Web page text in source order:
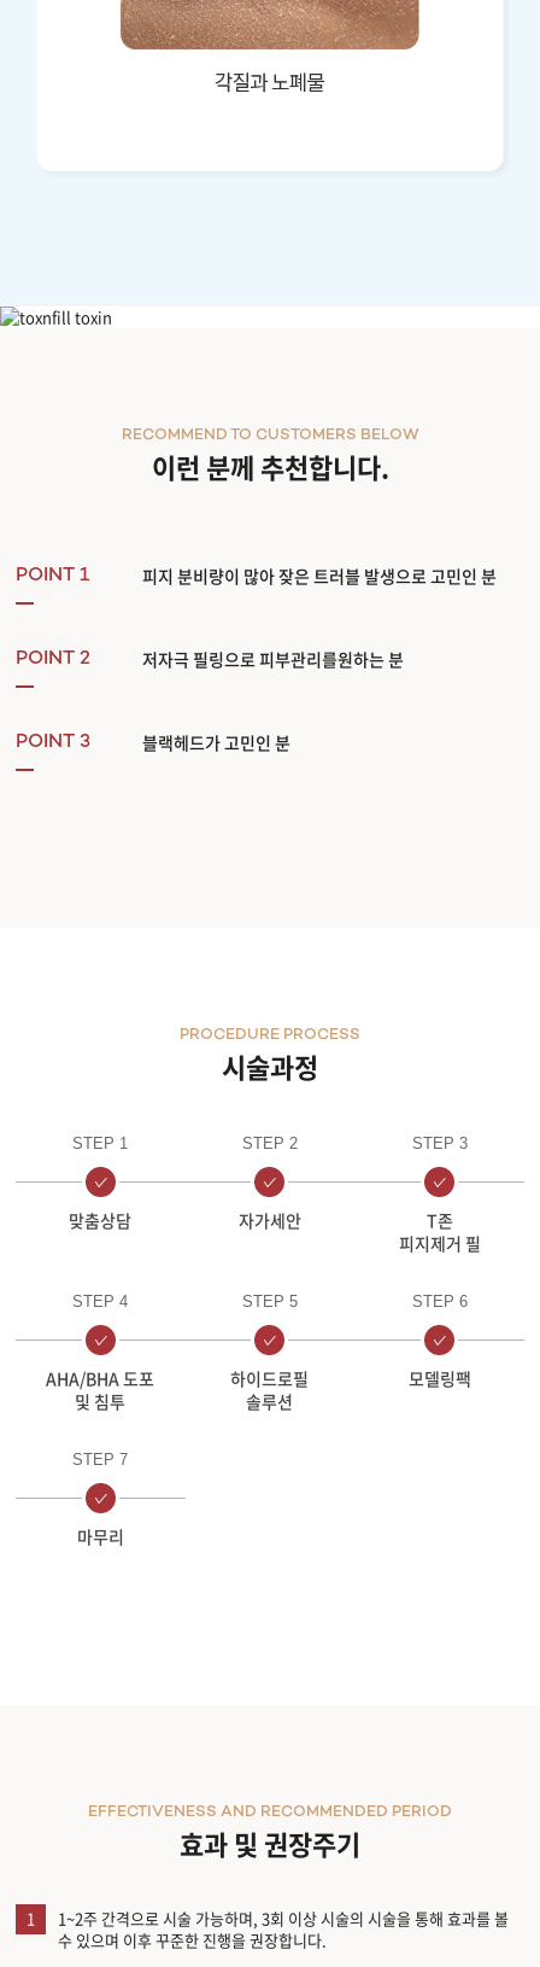
이런 분께 추천합니다.
RECOMMEND TO CUSTOMERS BELOW
POINT 1 피지 분비량이 많아 잦은 트러블 발생으로 고민인 분
POINT 2 저자극 필링으로 피부관리를원하는 분
POINT 3 블랙헤드가 고민인 분
시술과정
PROCEDURE PROCESS
STEP 1
맞춤상담
STEP 2
자가세안
STEP 3
T존
피지제거 필
STEP 4
AHA/BHA 도포
및 침투
STEP 5
하이드로필
솔루션
STEP 6
모델링팩
STEP 7
마무리
효과 및 권장주기
EFFECTIVENESS AND RECOMMENDED PERIOD
1
1~2주 간격으로 시술 가능하며, 3회 이상 시술의 시술을 통해 효과를 볼
수 있으며 이후 꾸준한 진행을 권장합니다.